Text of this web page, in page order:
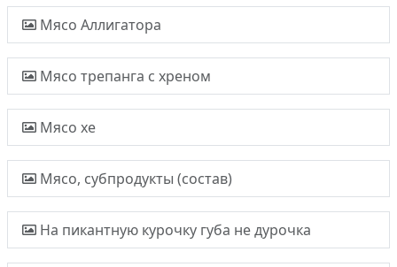
Мясо Аллигатора
Мясо трепанга с хреном
Мясо хе
Мясо, субпродукты (состав)
На пикантную курочку губа не дурочка